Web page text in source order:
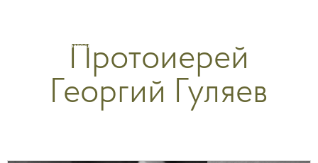
содержимомуПротоиерей
Георгий Гуляев